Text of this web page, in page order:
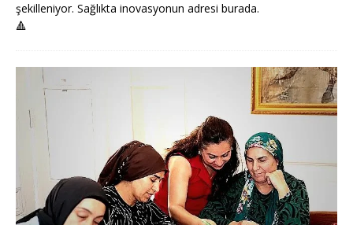
şekilleniyor. Sağlıkta inovasyonun adresi burada.
🔺